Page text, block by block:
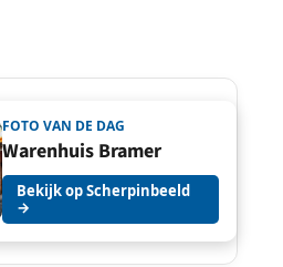
FOTO VAN DE DAG
Warenhuis Bramer
Bekijk op Scherpinbeeld
→